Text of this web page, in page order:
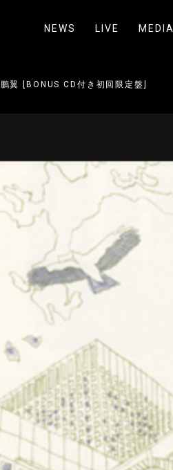
NEWS LIVE MEDIA
鵬翼 [BONUS CD付き初回限定盤]